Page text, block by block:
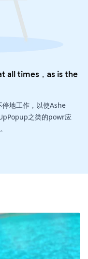
all times，as is the
地工作，以使Ashe
之类的powr应